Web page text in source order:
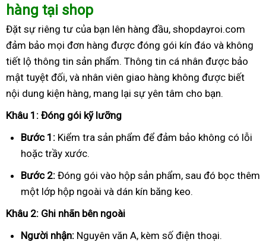
hàng tại shop
Đặt sự riêng tư của bạn lên hàng đầu, shopdayroi.com
đảm bảo mọi đơn hàng được đóng gói kín đáo và không
tiết lộ thông tin sản phẩm. Thông tin cá nhân được bảo
mật tuyệt đối, và nhân viên giao hàng không được biết
nội dung kiện hàng, mang lại sự yên tâm cho bạn.
Khâu 1: Đóng gói kỹ lưỡng
Bước 1: Kiểm tra sản phẩm để đảm bảo không có lỗi
hoặc trầy xước.
Bước 2: Đóng gói vào hộp sản phẩm, sau đó bọc thêm
một lớp hộp ngoài và dán kín băng keo.
Khâu 2: Ghi nhãn bên ngoài
Người nhận: Nguyên văn A, kèm số điện thoại.